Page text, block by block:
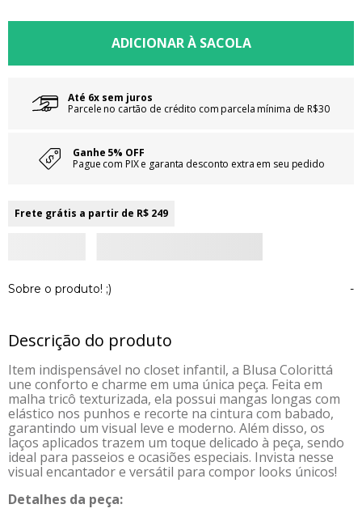
Até 6x sem juros
Parcele no cartão de crédito com parcela mínima de R$30
Ganhe 5% OFF
Pague com PIX e garanta desconto extra em seu pedido
Frete grátis a partir de R$ 249
Sobre o produto! ;) -
Descrição do produto
Item indispensável no closet infantil, a Blusa Colorittá
une conforto e charme em uma única peça. Feita em
malha tricô texturizada, ela possui mangas longas com
elástico nos punhos e recorte na cintura com babado,
garantindo um visual leve e moderno. Além disso, os
laços aplicados trazem um toque delicado à peça, sendo
ideal para passeios e ocasiões especiais. Invista nesse
visual encantador e versátil para compor looks únicos!
Detalhes da peça: